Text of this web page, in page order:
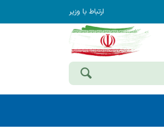
ارتباط با وزیر